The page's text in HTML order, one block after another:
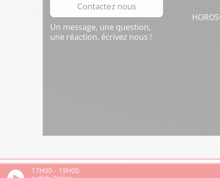
Contactez nous
Un message, une question,
une réaction, écrivez nous !
17H00 - 19H00